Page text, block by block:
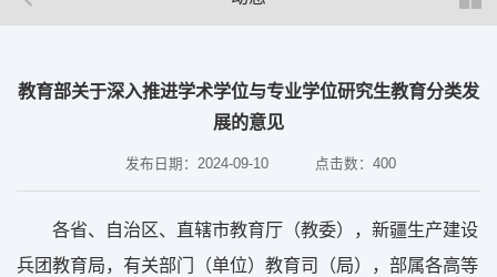
教育部关于深入推进学术学位与专业学位研究生教育分类发
展的意见
发布日期：2024-09-10 点击数： 400
各省、自治区、直辖市教育厅（教委），新疆生产建设
兵团教育局，有关部门（单位）教育司（局），部属各高等